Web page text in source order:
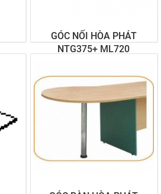
GÓC NỐI HÒA PHÁT
NTG375+ ML720
Liên hệ